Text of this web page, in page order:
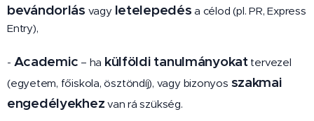
bevándorlás vagy letelepedés a célod (pl. PR, Express
Entry),
- Academic – ha külföldi tanulmányokattervezel
(egyetem, főiskola, ösztöndíj), vagy bizonyos szakmai
engedélyekhez van rá szükség.